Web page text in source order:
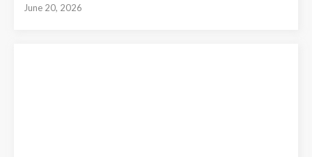
June 20, 2026